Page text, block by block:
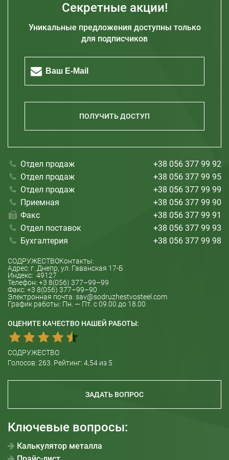
Запорожье
Николаев
Секретные акции!
Уникальные предложения доступны только
для подписчиков
ПОЛУЧИТЬ ДОСТУП
Отдел продаж
+38 056 377 99 92
Отдел продаж
+38 056 377 99 95
Отдел продаж
+38 056 377 99 99
Приемная
+38 056 377 99 90
Факс
+38 056 377 99 91
Отдел поставок
+38 056 377 99 93
Бухгалтерия
+38 056 377 99 98
СОДРУЖЕСТВОКонтакты:
Адрес: г. Днепр, ул. Гаванская 17-Б
Индекс: 49127
Телефон: +3 8(056) 377–99–99
Факс: +3 8(056) 377–99–90
Электронная почта: sav@sodruzhestvosteel.com
График работы: Пн. — Пт. с 09.00 до 18.00
ОЦЕНИТЕ КАЧЕСТВО НАШЕЙ РАБОТЫ:
СОДРУЖЕСТВО
Голосов: 263 . Рейтинг: 4,54 из 5
ЗАДАТЬ ВОПРОС
Ключевые вопросы:
Калькулятор металла